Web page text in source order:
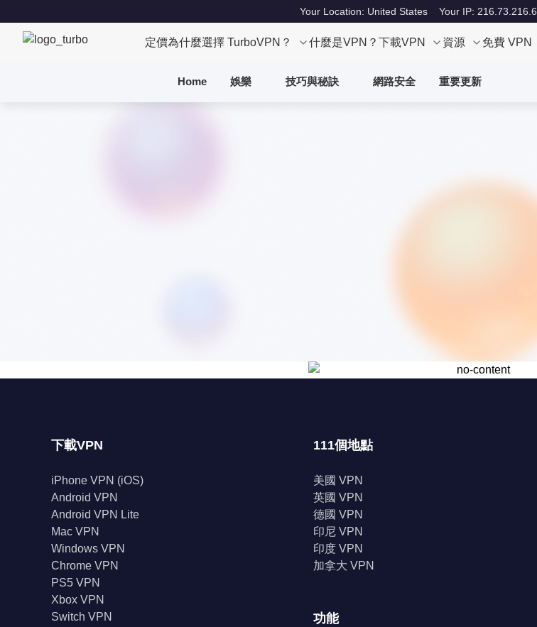
Your Location: United States Your IP: 216.73.216.6
定價為什麼選擇 TurboVPN？ 什麼是VPN？ 下載VPN 資源 免費 VPN
Home 娛樂 技巧與秘訣 網路安全 重要更新
下載VPN
iPhone VPN (iOS)
Android VPN
Android VPN Lite
Mac VPN
Windows VPN
Chrome VPN
PS5 VPN
Xbox VPN
Switch VPN
111個地點
美國 VPN
英國 VPN
德國 VPN
印尼 VPN
印度 VPN
加拿大 VPN
功能